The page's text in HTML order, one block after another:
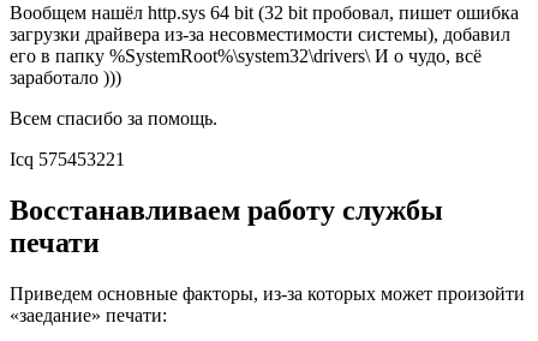
Вообщем нашёл http.sys 64 bit (32 bit пробовал, пишет ошибка
загрузки драйвера из-за несовместимости системы), добавил
его в папку %SystemRoot%\system32\drivers\ И о чудо, всё
заработало )))
Всем спасибо за помощь.
Icq 575453221
Восстанавливаем работу службы
печати
Приведем основные факторы, из-за которых может произойти
«заедание» печати: